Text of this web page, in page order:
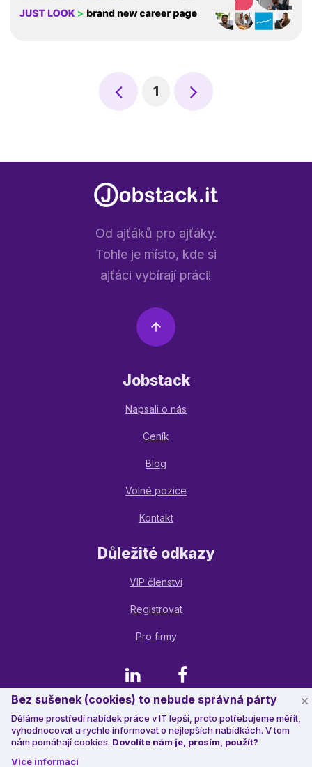
Bez sušenek (cookies) to nebude správná párty
Děláme prostředí nabídek práce v IT lepší, proto potřebujeme měřit,
vyhodnocovat a rychle informovat o nejlepších nabídkách. V tom
nám pomáhají cookies. Dovolíte nám je, prosím, použít?
Více informací
1
Od ajťáků pro ajťáky.
Tohle je místo, kde si
ajťáci vybírají práci!
Jobstack
Napsali o nás
Ceník
Blog
Volné pozice
Kontakt
Důležité odkazy
VIP členství
Registrovat
Pro firmy
LinkedIn Facebook
© 2023 Jobstack.it, všechna práva vyhrazena